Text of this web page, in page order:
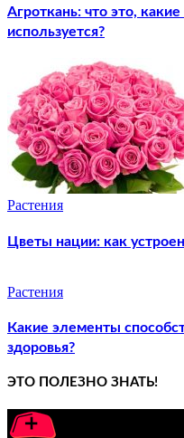
Агроткань: что это,
используется?
Растения
Цветы нации: как
Растения
Какие элементы
здоровья?
ЭТО ПОЛЕЗНО ЗНАТЬ!